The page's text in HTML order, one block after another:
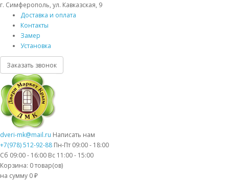
г. Симферополь, ул. Кавказская, 9
Доставка и оплата
Контакты
Замер
Установка
Заказать звонок
dveri-mk@mail.ru Написать нам
+7(978) 512-92-88 Пн-Пт 09:00 - 18:00
Сб 09:00 - 16:00 Вс 11:00 - 15:00
Корзина: 0товар(ов)
на сумму 0 ₽